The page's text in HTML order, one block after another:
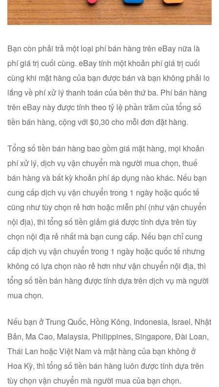
Bạn còn phải trả một loại phí bán hàng trên eBay nữa là
phí giá trị cuối cùng. eBay tính một khoản phí giá trị cuối
cùng khi mặt hàng của bạn được bán và bạn không phải lo
lắng về phí xử lý thanh toán của bên thứ ba. Phí bán hàng
trên eBay này được tính theo tỷ lệ phần trăm của tổng số
tiền bán hàng, cộng với $0,30 cho mỗi đơn đặt hàng.
Tổng số tiền bán hàng bao gồm giá mặt hàng, mọi khoản
phí xử lý, dịch vụ vận chuyển mà người mua chọn, thuế
bán hàng và bất kỳ khoản phí áp dụng nào khác. Nếu bạn
cung cấp dịch vụ vận chuyển trong 1 ngày hoặc quốc tế
cũng như tùy chọn rẻ hơn hoặc miễn phí (như vận chuyển
nội địa), thì tổng số tiền giảm giá được tính dựa trên tùy
chọn nội địa rẻ nhất mà bạn cung cấp. Nếu bạn chỉ cung
cấp dịch vụ vận chuyển trong 1 ngày hoặc quốc tế nhưng
không có lựa chọn nào rẻ hơn như vận chuyển nội địa, thì
tổng số tiền bán hàng được tính dựa trên dịch vụ mà người
mua chọn.
Nếu bạn ở Trung Quốc, Hồng Kông, Indonesia, Israel, Nhật
Bản, Ma Cao, Malaysia, Philippines, Singapore, Đài Loan,
Thái Lan hoặc Việt Nam và mặt hàng của bạn không ở
Hoa Kỳ, thì tổng số tiền bán hàng luôn được tính dựa trên
tùy chọn vận chuyển mà người mua của bạn chọn.